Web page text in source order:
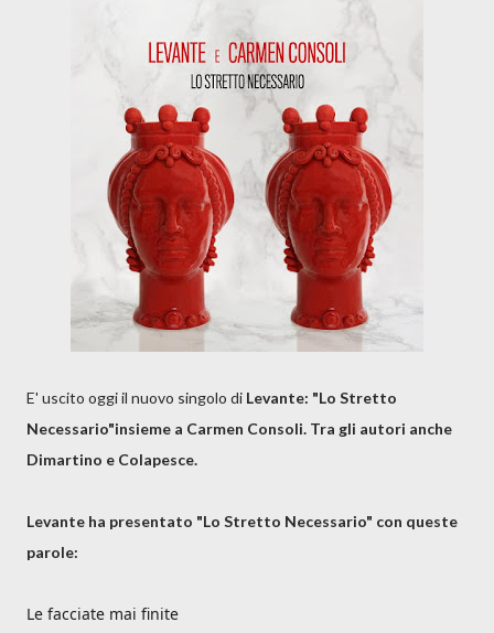
E' uscito oggi il nuovo singolo di Levante: "Lo Stretto
Necessario"insieme a Carmen Consoli. Tra gli autori anche
Dimartino e Colapesce.
Levante ha presentato "Lo Stretto Necessario" con queste
parole:
Le facciate mai finite